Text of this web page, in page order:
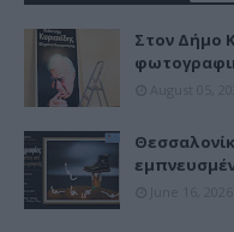
Στον Δήμο